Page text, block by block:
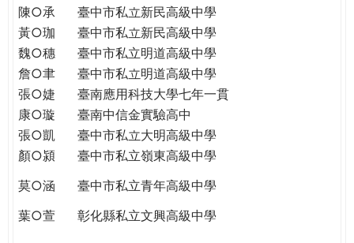
陳○承
臺中市私立新民高級中學
黃○珈
臺中市私立新民高級中學
魏○穗
臺中市私立明道高級中學
詹○聿
臺中市私立明道高級中學
張○婕
臺南應用科技大學七年一貫
康○璇
臺南中信金實驗高中
張○凱
臺中市私立大明高級中學
顏○潁
臺中市私立嶺東高級中學
莫○涵
臺中市私立青年高級中學
葉○萱
彰化縣私立文興高級中學